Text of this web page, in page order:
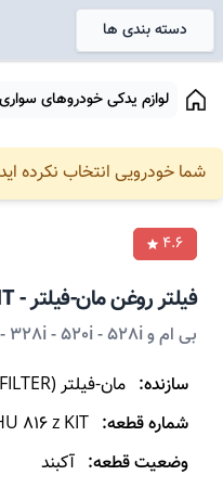
دسته بندی ها
لوازم یدکی خودروهای سواری
شما خودرویی انتخاب نکرده
4.6
فیلتر روغنمان-فیلتر-
بی ام و 320i - 328i - 520i - 528i
سازنده: مان-فیلتر (
شماره قطعه: 816 z KIT
وضعیت قطعه: آکبند